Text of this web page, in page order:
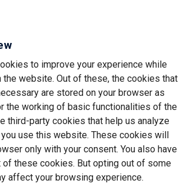
to improve your experience while
the website. Out of these, the cookies that
are stored on your browser as
the working of basic functionalities of the
third-party cookies that help us analyze
use this website. These cookies will
only with your consent. You also have
these cookies. But opting out of some
affect your browsing experience.